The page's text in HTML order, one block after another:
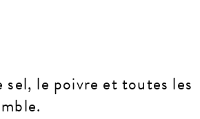
sel, le poivre et toutes les